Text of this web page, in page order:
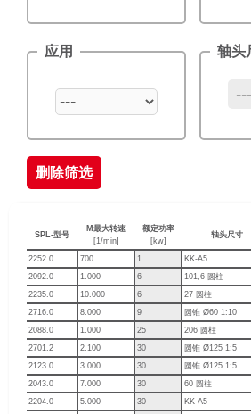
应用 轴头
删除筛选
SPL-型号
M最大转速
[1/min]
额定功率
[kw]
轴头尺寸
2252.0 700 1 KK-A5
2092.0
1.000 6 101,6 圆柱
2235.0
10.000 6 27 圆柱
2716.0
8.000 9 圆锥 Ø60 1:10
2088.0
1.000 25 206 圆柱
2701.2
2.100 30 圆锥 Ø125 1:5
2123.0
3.000 30 圆锥 Ø125 1:5
2043.0
7.000 30 60 圆柱
2204.0
5.000 30 KK-A5